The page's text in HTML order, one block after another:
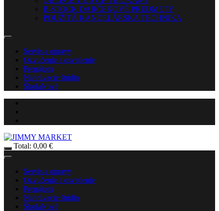
B-STOCK DARČEKOVÉ PREDMETY
POUŽITÁ KANCELÁRSKA TECHNIKA
Servis a opravy
Ozvučenie a osvetlenie
Prenájom
Nahrávacie štúdio
ŠkolaNové
Total: 0,00 €
Servis a opravy
Ozvučenie a osvetlenie
Prenájom
Nahrávacie štúdio
ŠkolaNové